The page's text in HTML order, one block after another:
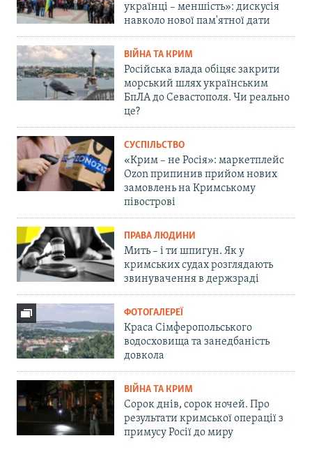
українці – меншість»: дискусія
навколо нової пам'ятної дати
ВІЙНА ТА КРИМ
Російська влада обіцяє закрити
морський шлях українським
БпЛА до Севастополя. Чи реально
це?
СУСПІЛЬСТВО
«Крим – не Росія»: маркетплейс
Ozon припинив прийом нових
замовлень на Кримському
півострові
ПРАВА ЛЮДИНИ
Мить – і ти шпигун. Як у
кримських судах розглядають
звинувачення в держзраді
ФОТОГАЛЕРЕЇ
Краса Сімферопольського
водосховища та занедбаність
довкола
ВІЙНА ТА КРИМ
Сорок днів, сорок ночей. Про
результати кримської операції з
примусу Росії до миру